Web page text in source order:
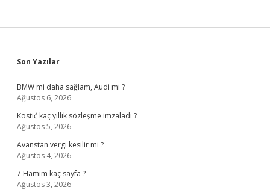
Sidebar
Son Yazılar
BMW mi daha sağlam, Audi mi ?
Ağustos 6, 2026
Kostić kaç yıllık sözleşme imzaladı ?
Ağustos 5, 2026
Avanstan vergi kesilir mi ?
Ağustos 4, 2026
7 Hamim kaç sayfa ?
Ağustos 3, 2026